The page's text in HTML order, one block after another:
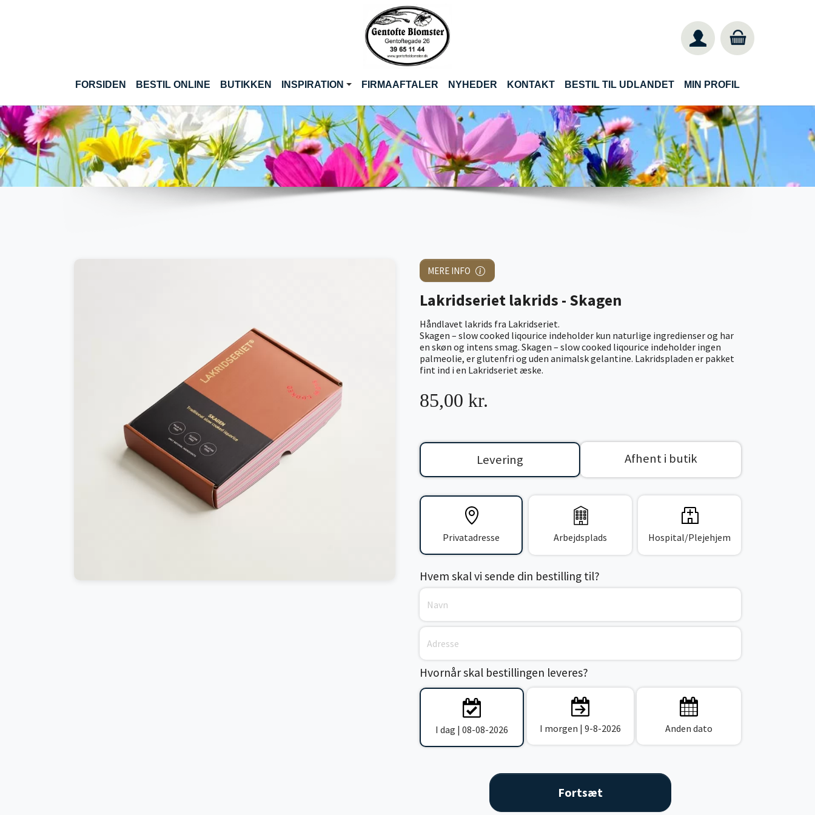
FORSIDEN BESTIL ONLINE(CURRENT)
BUTIKKEN INSPIRATION FIRMAAFTALER NYHEDER KONTAKT BESTIL TIL UDLANDET MIN PROFIL
MERE INFO
Lakridseriet lakrids - Skagen
Håndlavet lakrids fra Lakridseriet.
Skagen – slow cooked liqourice indeholder kun naturlige ingredienser og har
en skøn og intens smag. Skagen – slow cooked liqourice indeholder ingen
palmeolie, er glutenfri og uden animalsk gelantine. Lakridspladen er pakket
fint ind i en Lakridseriet æske.
85,00 kr.
Levering Afhent i butik
Privatadresse Arbejdsplads Hospital/Plejehjem
Hvem skal vi sende din bestilling til?
Hvornår skal bestillingen leveres?
I dag | 08-08-2026 I morgen | 9-8-2026 Anden dato